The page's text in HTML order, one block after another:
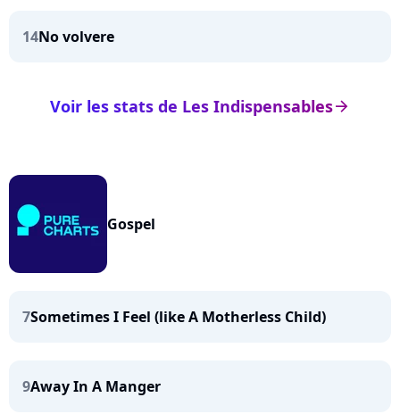
14No volvere
arrow_right
Voir les stats de Les Indispensables
Gospel
7Sometimes I Feel (like A Motherless Child)
9Away In A Manger